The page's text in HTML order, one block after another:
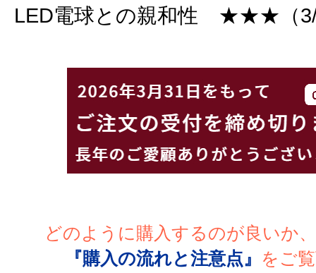
LED電球との親和性 ★★★（
どのように購入するのが良いか
『購入の流れと注意点』
をご